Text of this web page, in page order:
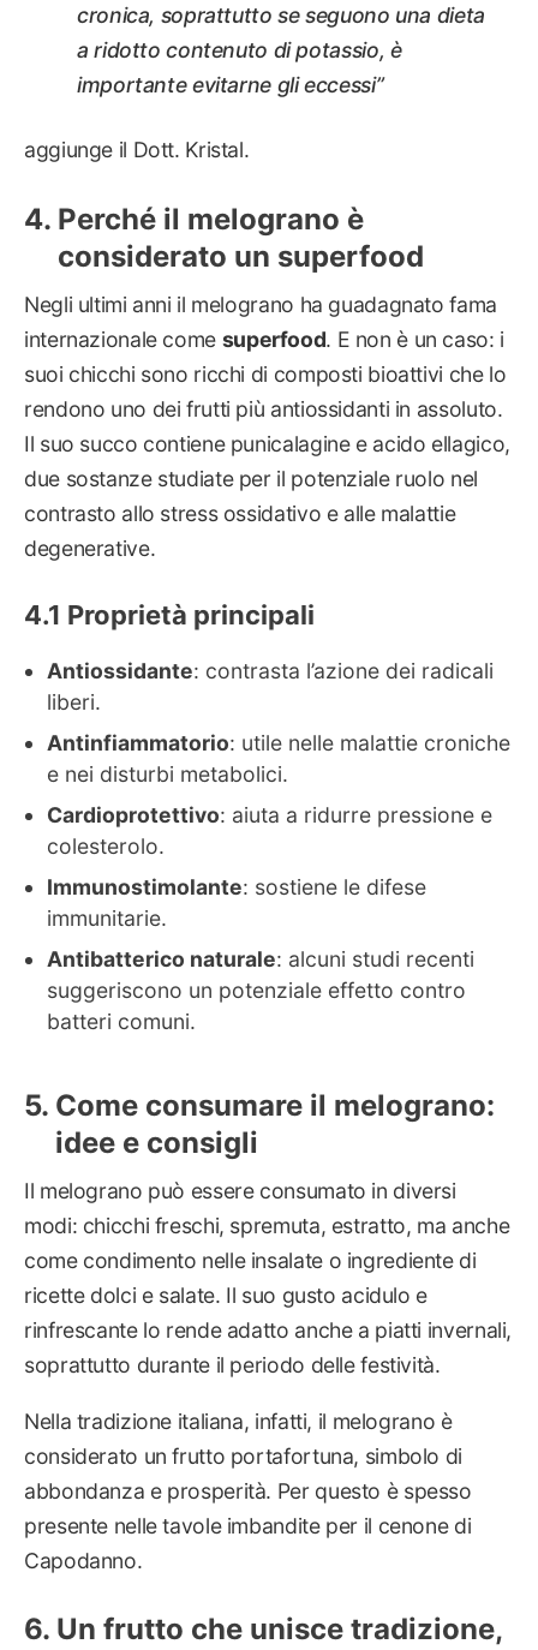
cronica, soprattutto se seguono una dieta
a ridotto contenuto di potassio, è
importante evitarne gli eccessi”
aggiunge il Dott. Kristal.
Perché il melograno è
considerato un superfood
Negli ultimi anni il melograno ha guadagnato fama
internazionale come superfood. E non è un caso: i
suoi chicchi sono ricchi di composti bioattivi che lo
rendono uno dei frutti più antiossidanti in assoluto.
Il suo succo contiene punicalagine e acido ellagico,
due sostanze studiate per il potenziale ruolo nel
contrasto allo stress ossidativo e alle malattie
degenerative.
Proprietà principali
Antiossidante: contrasta l’azione dei radicali
liberi.
Antinfiammatorio: utile nelle malattie croniche
e nei disturbi metabolici.
Cardioprotettivo: aiuta a ridurre pressione e
colesterolo.
Immunostimolante: sostiene le difese
immunitarie.
Antibatterico naturale: alcuni studi recenti
suggeriscono un potenziale effetto contro
batteri comuni.
Come consumare il melograno:
idee e consigli
Il melograno può essere consumato in diversi
modi: chicchi freschi, spremuta, estratto, ma anche
come condimento nelle insalate o ingrediente di
ricette dolci e salate. Il suo gusto acidulo e
rinfrescante lo rende adatto anche a piatti invernali,
soprattutto durante il periodo delle festività.
Nella tradizione italiana, infatti, il melograno è
considerato un frutto portafortuna, simbolo di
abbondanza e prosperità. Per questo è spesso
presente nelle tavole imbandite per il cenone di
Capodanno.
Un frutto che unisce tradizione,